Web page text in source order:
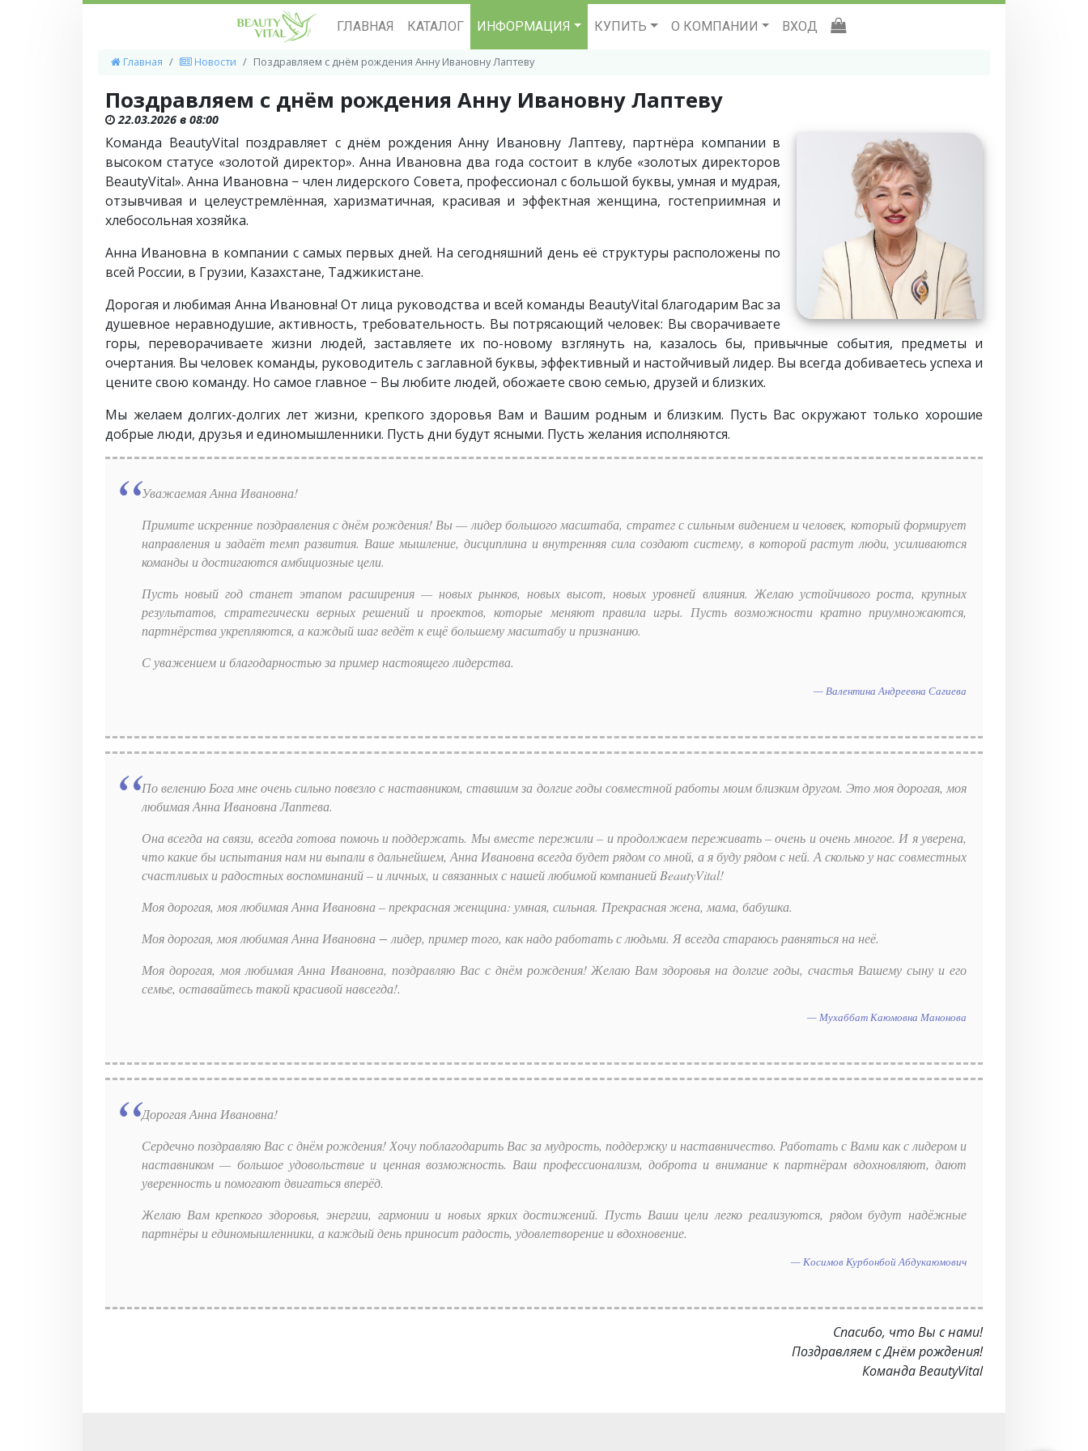
ГЛАВНАЯ КАТАЛОГ ИНФОРМАЦИЯ КУПИТЬ О КОМПАНИИ ВХОД
Главная Новости Поздравляем с днём рождения Анну Ивановну Лаптеву
Поздравляем с днём рождения Анну Ивановну Лаптеву
22.03.2026 в 08:00
Команда BeautyVital поздравляет с днём рождения Анну Ивановну Лаптеву, партнёра компании в
высоком статусе «золотой директор». Анна Ивановна два года состоит в клубе «золотых директоров
BeautyVital». Анна Ивановна − член лидерского Совета, профессионал с большой буквы, умная и мудрая,
отзывчивая и целеустремлённая, харизматичная, красивая и эффектная женщина, гостеприимная и
хлебосольная хозяйка.
Анна Ивановна в компании с самых первых дней. На сегодняшний день её структуры расположены по
всей России, в Грузии, Казахстане, Таджикистане.
Дорогая и любимая Анна Ивановна! От лица руководства и всей команды BeautyVital благодарим Вас за
душевное неравнодушие, активность, требовательность. Вы потрясающий человек: Вы сворачиваете
горы, переворачиваете жизни людей, заставляете их по-новому взглянуть на, казалось бы, привычные события, предметы и
очертания. Вы человек команды, руководитель с заглавной буквы, эффективный и настойчивый лидер. Вы всегда добиваетесь успеха и
цените свою команду. Но самое главное − Вы любите людей, обожаете свою семью, друзей и близких.
Мы желаем долгих-долгих лет жизни, крепкого здоровья Вам и Вашим родным и близким. Пусть Вас окружают только хорошие
добрые люди, друзья и единомышленники. Пусть дни будут ясными. Пусть желания исполняются.
Уважаемая Анна Ивановна!
Примите искренние поздравления с днём рождения! Вы — лидер большого масштаба, стратег с сильным видением и человек, который формирует
направления и задаёт темп развития. Ваше мышление, дисциплина и внутренняя сила создают систему, в которой растут люди, усиливаются
команды и достигаются амбициозные цели.
Пусть новый год станет этапом расширения — новых рынков, новых высот, новых уровней влияния. Желаю устойчивого роста, крупных
результатов, стратегически верных решений и проектов, которые меняют правила игры. Пусть возможности кратно приумножаются,
партнёрства укрепляются, а каждый шаг ведёт к ещё большему масштабу и признанию.
С уважением и благодарностью за пример настоящего лидерства.
Валентина Андреевна Сагиева
По велению Бога мне очень сильно повезло с наставником, ставшим за долгие годы совместной работы моим близким другом. Это моя дорогая, моя
любимая Анна Ивановна Лаптева.
Она всегда на связи, всегда готова помочь и поддержать. Мы вместе пережили – и продолжаем переживать – очень и очень многое. И я уверена,
что какие бы испытания нам ни выпали в дальнейшем, Анна Ивановна всегда будет рядом со мной, а я буду рядом с ней. А сколько у нас совместных
счастливых и радостных воспоминаний – и личных, и связанных с нашей любимой компанией BeautyVital!
Моя дорогая, моя любимая Анна Ивановна – прекрасная женщина: умная, сильная. Прекрасная жена, мама, бабушка.
Моя дорогая, моя любимая Анна Ивановна − лидер, пример того, как надо работать с людьми. Я всегда стараюсь равняться на неё.
Моя дорогая, моя любимая Анна Ивановна, поздравляю Вас с днём рождения! Желаю Вам здоровья на долгие годы, счастья Вашему сыну и его
семье, оставайтесь такой красивой навсегда!.
Мухаббат Каюмовна Манонова
Дорогая Анна Ивановна!
Сердечно поздравляю Вас с днём рождения! Хочу поблагодарить Вас за мудрость, поддержку и наставничество. Работать с Вами как с лидером и
наставником — большое удовольствие и ценная возможность. Ваш профессионализм, доброта и внимание к партнёрам вдохновляют, дают
уверенность и помогают двигаться вперёд.
Желаю Вам крепкого здоровья, энергии, гармонии и новых ярких достижений. Пусть Ваши цели легко реализуются, рядом будут надёжные
партнёры и единомышленники, а каждый день приносит радость, удовлетворение и вдохновение.
Косимов Курбонбой Абдукаюмович
Спасибо, что Вы с нами!
Поздравляем с Днём рождения!
Команда BeautyVital